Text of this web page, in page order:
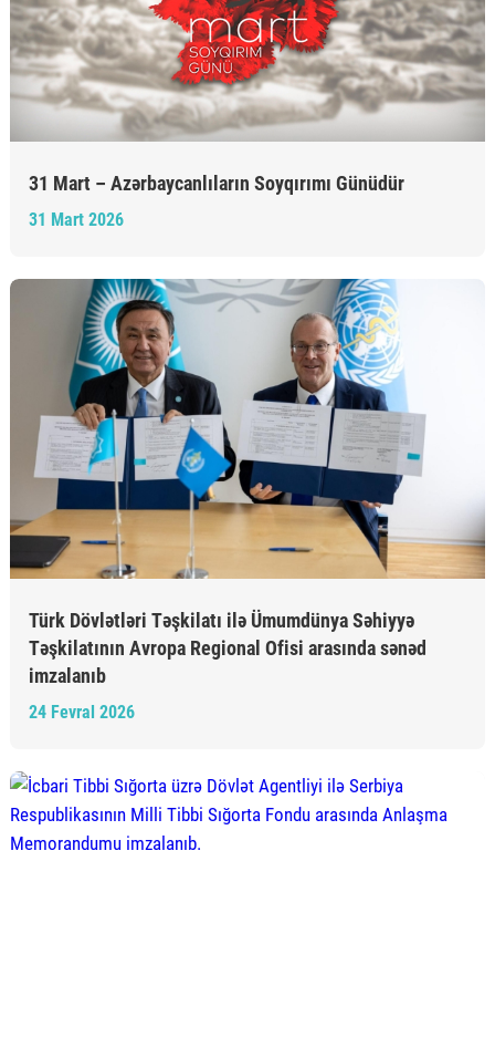
31 Mart – Azərbaycanlıların Soyqırımı Günüdür
31 Mart 2026
Türk Dövlətləri Təşkilatı ilə Ümumdünya Səhiyyə
Təşkilatının Avropa Regional Ofisi arasında sənəd
imzalanıb
24 Fevral 2026